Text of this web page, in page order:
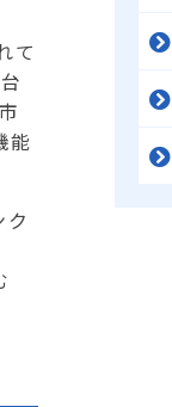
て
能